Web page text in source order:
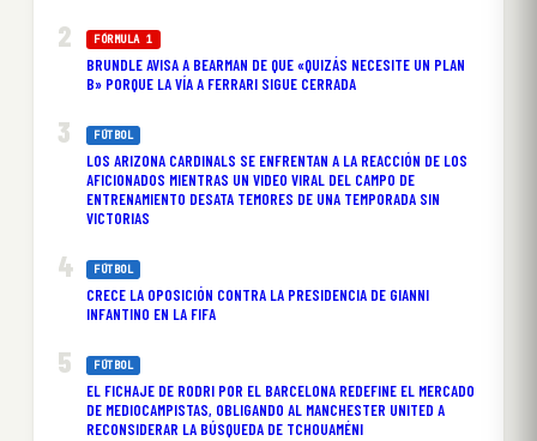
FÓRMULA 1
BRUNDLE AVISA A BEARMAN DE QUE «QUIZÁS NECESITE UN PLAN
B» PORQUE LA VÍA A FERRARI SIGUE CERRADA
FÚTBOL
LOS ARIZONA CARDINALS SE ENFRENTAN A LA REACCIÓN DE LOS
AFICIONADOS MIENTRAS UN VIDEO VIRAL DEL CAMPO DE
ENTRENAMIENTO DESATA TEMORES DE UNA TEMPORADA SIN
VICTORIAS
FÚTBOL
CRECE LA OPOSICIÓN CONTRA LA PRESIDENCIA DE GIANNI
INFANTINO EN LA FIFA
FÚTBOL
EL FICHAJE DE RODRI POR EL BARCELONA REDEFINE EL MERCADO
DE MEDIOCAMPISTAS, OBLIGANDO AL MANCHESTER UNITED A
RECONSIDERAR LA BÚSQUEDA DE TCHOUAMÉNI